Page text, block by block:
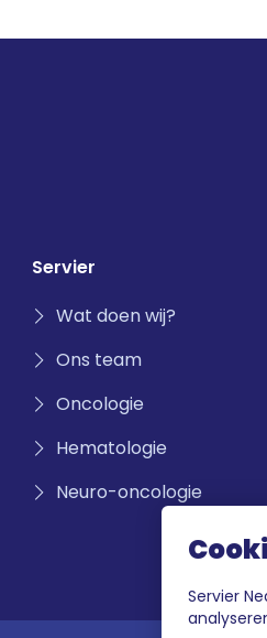
Servier
Wat doen wij?
Ons team
Oncologie
Hematologie
Neuro-oncologie
Servier